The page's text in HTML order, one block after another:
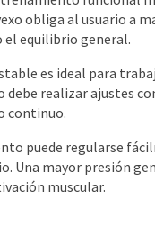
obliga al usuario a
equilibrio general.
es ideal para
debe realizar ajustes
continuo.
puede regularse
Una mayor presión
muscular.